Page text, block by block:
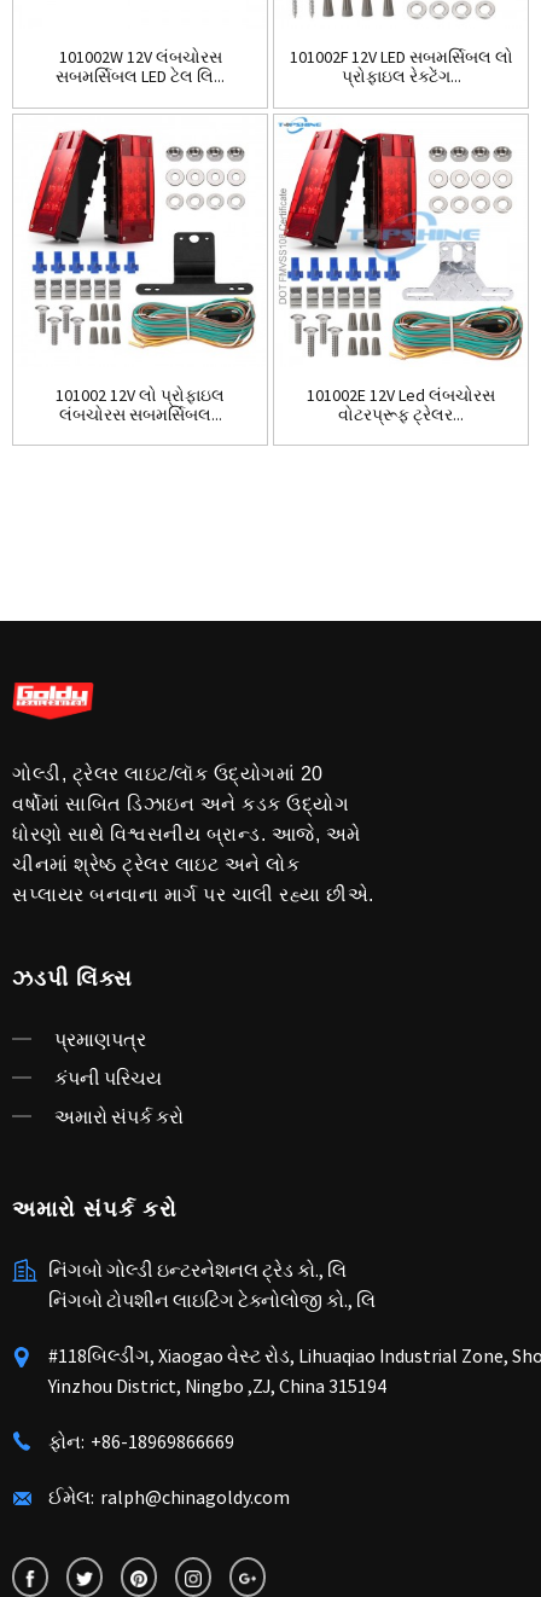
101002W 12V લંબચોરસ
સબમર્સિબલ LED ટેલ લિ...
101002F 12V LED સબમર્સિબલ લો
પ્રોફાઇલ રેક્ટેંગ...
101002 12V લો પ્રોફાઇલ
લંબચોરસ સબમર્સિબલ...
101002E 12V Led લંબચોરસ
વોટરપ્રૂફ ટ્રેલર...
ગોલ્ડી, ટ્રેલર લાઇટ/લૉક ઉદ્યોગમાં 20
વર્ષોમાં સાબિત ડિઝાઇન અને કડક ઉદ્યોગ
ધોરણો સાથે વિશ્વસનીય બ્રાન્ડ. આજે, અમે
ચીનમાં શ્રેષ્ઠ ટ્રેલર લાઇટ અને લોક
સપ્લાયર બનવાના માર્ગ પર ચાલી રહ્યા છીએ.
ઝડપી લિંક્સ
પ્રમાણપત્ર
કંપની પરિચય
અમારો સંપર્ક કરો
અમારો સંપર્ક કરો
નિંગબો ગોલ્ડી ઇન્ટરનેશનલ ટ્રેડ કો., લિ
નિંગબો ટોપશીન લાઇટિંગ ટેક્નોલોજી કો., લિ
#118બિલ્ડીંગ, Xiaogao વેસ્ટ રોડ, Lihuaqiao Industrial Zone,
Yinzhou District, Ningbo ,ZJ, China 315194
ફોન: +86-18969866669
ઈમેલ: ralph@chinagoldy.com